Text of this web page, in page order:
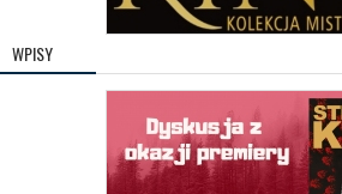
WPISY